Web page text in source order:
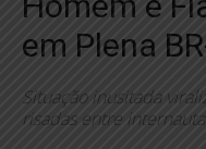
em Plena
Situação inusitada
risadas entre